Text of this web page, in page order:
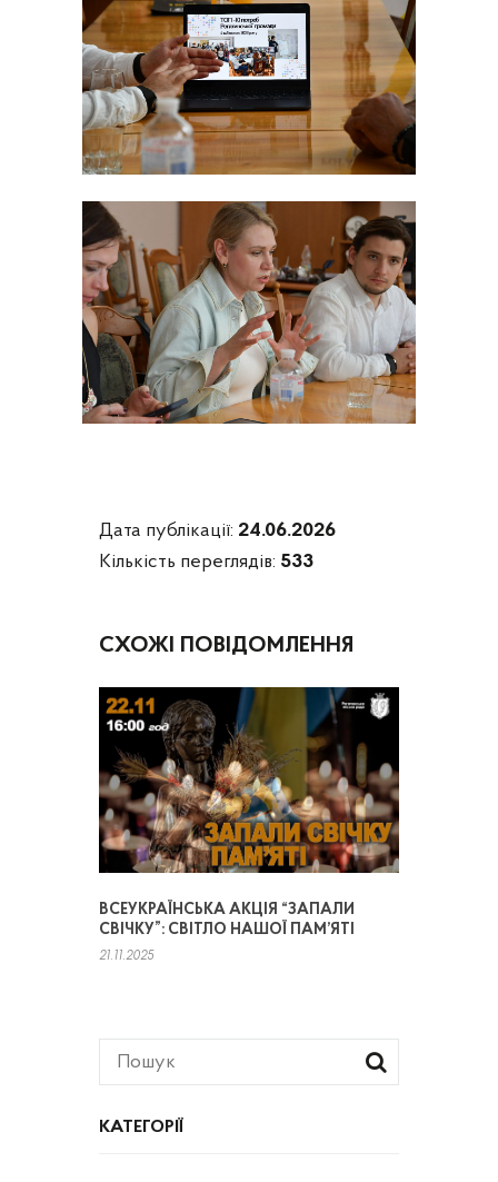
КАТЕГОРІЇ
Дата публікації: 24.06.2026
Кількість переглядів: 533
СХОЖІ ПОВІДОМЛЕННЯ
ВСЕУКРАЇНСЬКА АКЦІЯ “ЗАПАЛИ
СВІЧКУ”: СВІТЛО НАШОЇ ПАМ’ЯТІ
21.11.2025